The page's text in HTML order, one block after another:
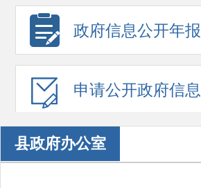
政府信息公开年报
申请公开政府信息
县政府办公室